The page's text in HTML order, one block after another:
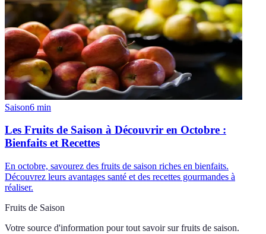
Saison6 min
Les Fruits de Saison à Découvrir en Octobre :
Bienfaits et Recettes
En octobre, savourez des fruits de saison riches en bienfaits.
Découvrez leurs avantages santé et des recettes gourmandes à
réaliser.
Fruits de Saison
Votre source d'information pour tout savoir sur fruits de saison.